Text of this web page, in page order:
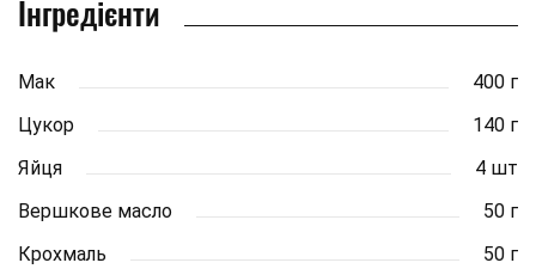
Інгредієнти
Мак
400 г
Цукор
140 г
Яйця
4 шт
Вершкове масло
50 г
Крохмаль
50 г